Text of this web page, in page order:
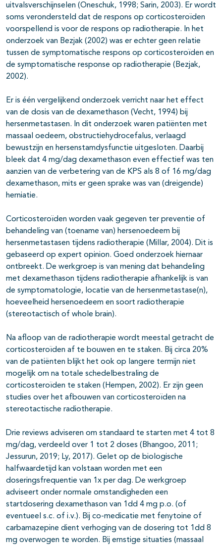
uitvalsverschijnselen (Oneschuk, 1998; Sarin, 2003). Er wordt
soms verondersteld dat de respons op corticosteroïden
voorspellend is voor de respons op radiotherapie. In het
onderzoek van Bezjak (2002) was er echter geen relatie
tussen de symptomatische respons op corticosteroïden en
de symptomatische response op radiotherapie (Bezjak,
2002).
Er is één vergelijkend onderzoek verricht naar het effect
van de dosis van de dexamethason (Vecht, 1994) bij
hersenmetastasen. In dit onderzoek waren patiënten met
massaal oedeem, obstructiehydrocefalus, verlaagd
bewustzijn en hersenstamdysfunctie uitgesloten. Daarbij
bleek dat 4 mg/dag dexamethason even effectief was ten
aanzien van de verbetering van de KPS als 8 of 16 mg/dag
dexamethason, mits er geen sprake was van (dreigende)
herniatie.
Corticosteroïden worden vaak gegeven ter preventie of
behandeling van (toename van) hersenoedeem bij
hersenmetastasen tijdens radiotherapie (Millar, 2004). Dit is
gebaseerd op expert opinion. Goed onderzoek hiernaar
ontbreekt. De werkgroep is van mening dat behandeling
met dexamethason tijdens radiotherapie afhankelijk is van
de symptomatologie, locatie van de hersenmetastase(n),
hoeveelheid hersenoedeem en soort radiotherapie
(stereotactisch of whole brain).
Na afloop van de radiotherapie wordt meestal getracht de
corticosteroïden af te bouwen en te staken. Bij circa 20%
van de patiënten blijkt het ook op langere termijn niet
mogelijk om na totale schedelbestraling de
corticosteroïden te staken (Hempen, 2002). Er zijn geen
studies over het afbouwen van corticosteroïden na
stereotactische radiotherapie.
Drie reviews adviseren om standaard te starten met 4 tot 8
mg/dag, verdeeld over 1 tot 2 doses (Bhangoo, 2011;
Jessurun, 2019; Ly, 2017). Gelet op de biologische
halfwaardetijd kan volstaan worden met een
doseringsfrequentie van 1x per dag. De werkgroep
adviseert onder normale omstandigheden een
startdosering dexamethason van 1dd 4 mg p.o. (of
eventueel s.c. of i.v.). Bij co-medicatie met fenytoine of
carbamazepine dient verhoging van de dosering tot 1dd 8
mg overwogen te worden. Bij ernstige situaties (massaal